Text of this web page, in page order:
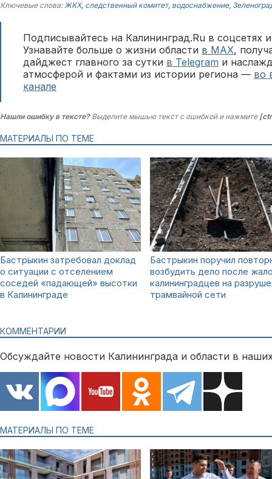
Ключевые слова:ЖКХ, следственный комитет, водоснабжение,
Подписывайтесь на Калининград.Ru в соцсетях
Узнавайте больше о жизни области в MAX,
дайджест главного за сутки в Telegram и
атмосферой и фактами из истории региона — во
канале
Нашли ошибку в тексте?Выделите мышью текст с ошибкой и нажмите
МАТЕРИАЛЫ ПО ТЕМЕ
Бастрыкин затребовал доклад
о ситуации с отселением
соседей «падающей» высотки
в Калининграде
Бастрыкин поручил
возбудить дело после
калининградцев на
трамвайной сети
КОММЕНТАРИИ
Обсуждайте новости Калининграда и области в
МАТЕРИАЛЫ ПО ТЕМЕ